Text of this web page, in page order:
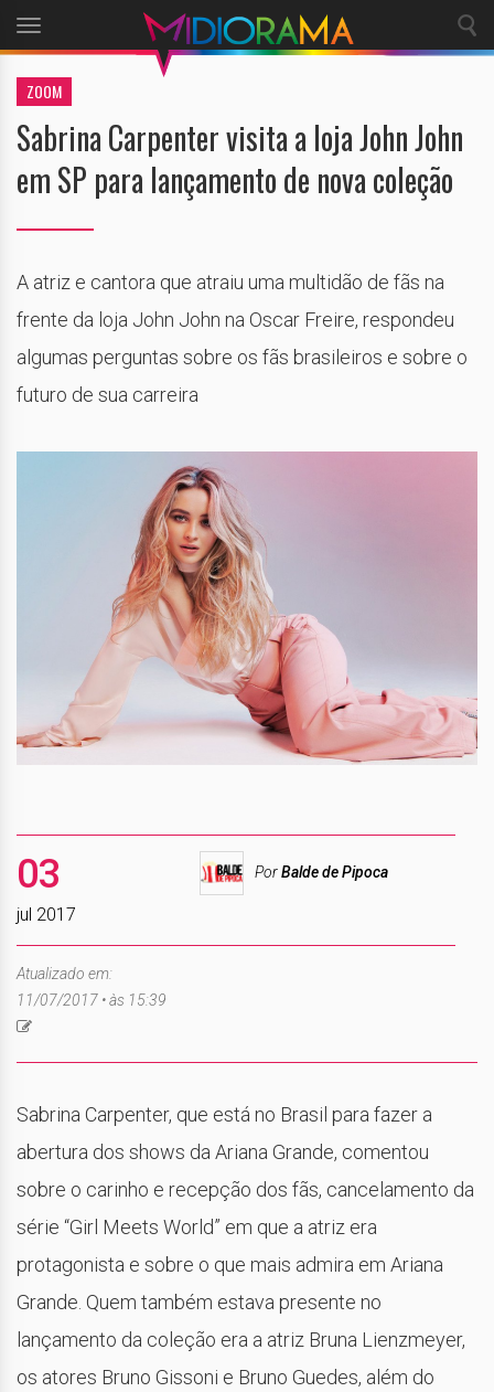
Toggle
navigation
ZOOM
Sabrina Carpenter visita a loja John John
em SP para lançamento de nova coleção
A atriz e cantora que atraiu uma multidão de fãs na
frente da loja John John na Oscar Freire, respondeu
algumas perguntas sobre os fãs brasileiros e sobre o
futuro de sua carreira
03
jul 2017
PorBalde de Pipoca
Atualizado em:
11/07/2017 • às 15:39
Sabrina Carpenter, que está no Brasil para fazer a
abertura dos shows da Ariana Grande, comentou
sobre o carinho e recepção dos fãs, cancelamento da
série “Girl Meets World” em que a atriz era
protagonista e sobre o que mais admira em Ariana
Grande. Quem também estava presente no
lançamento da coleção era a atriz Bruna Lienzmeyer,
os atores Bruno Gissoni e Bruno Guedes, além do